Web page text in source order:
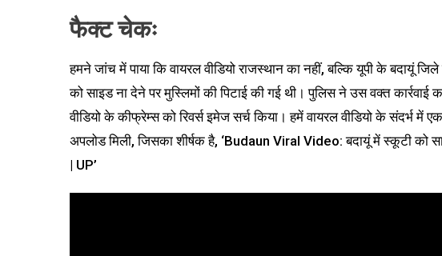
फैक्ट चेकः
हमने जांच में पाया कि वायरल वीडियो राजस्थान का नहीं, बल्कि यूपी के बदायूं
को साइड ना देने पर मुस्लिमों की पिटाई की गई थी। पुलिस ने उस वक्त
वीडियो के कीफ्रेम्स को रिवर्स इमेज सर्च किया। हमें वायरल वीडियो के संदर्भ में एक
अपलोड मिली, जिसका शीर्षक है, ‘Budaun Viral Video: बदायूं में स्कूटी को
| UP’